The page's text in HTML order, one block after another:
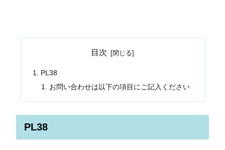
目次
PL38
お問い合わせは以下の項目にご記入ください
PL38